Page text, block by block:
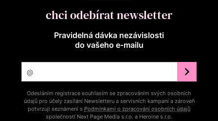
chci odebírat newsletter
Pravidelná dávka nezávislosti
do vašeho e‑mailu
Odesláním registrace souhlasím se zpracováním svých osobních
údajů pro účely zasílání Newsletteru a servisních kampaní a zároveň
potvrzuji seznámení s Podmínkami o zpracování osobních údajů
společností Next Page Media s.r.o. a Heroine s.r.o.